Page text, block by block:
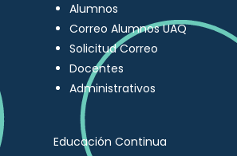
Alumnos
Correo Alumnos UAQ
Solicitud Correo
Docentes
Administrativos
Educación Continua